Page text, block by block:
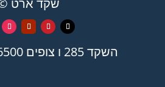
השקד 285 ו צופים 4486500 ישראל